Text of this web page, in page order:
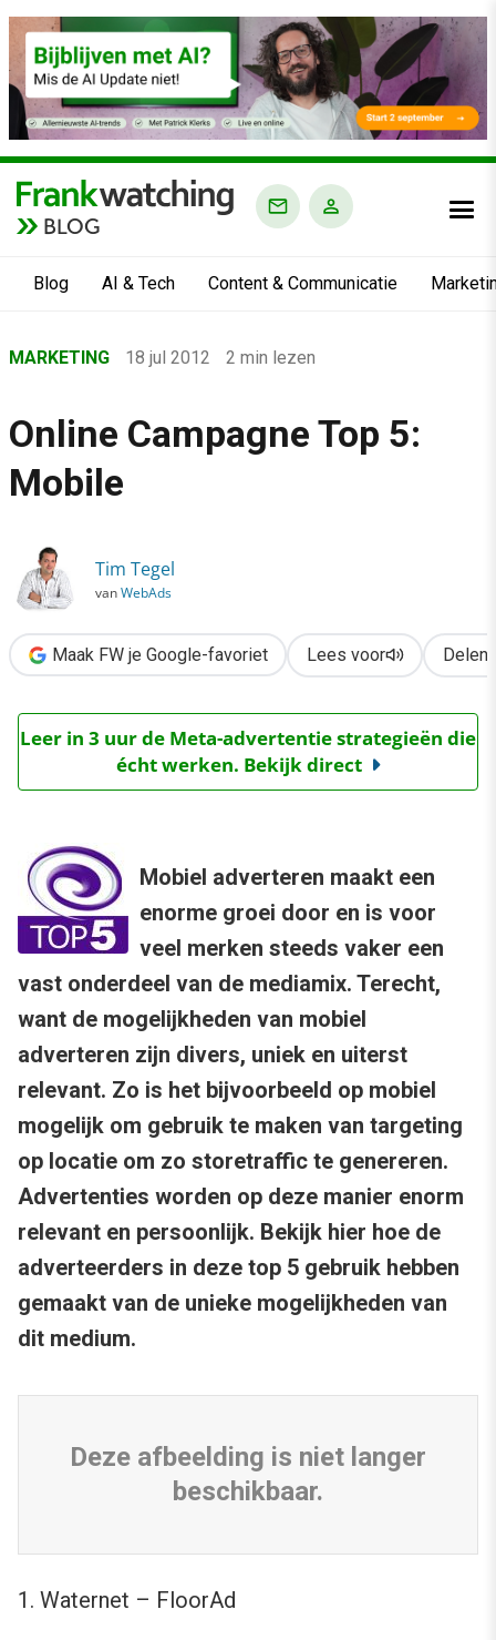
BLOG
Blog AI & Tech Content & Communicatie
›
›
Marketing
Online Campagne Top 5: Mobile
MARKETING 18 jul 2012 2 min lezen
Online Campagne Top 5:
Mobile
Tim Tegel
vanWebAds
Maak FW je Google-favoriet Lees voor Delen
Leer in 3 uur de Meta-advertentie strategieën die
écht werken. Bekijk direct
Mobiel adverteren maakt een
enorme groei door en is voor
veel merken steeds vaker een
vast onderdeel van de mediamix. Terecht,
want de mogelijkheden van mobiel
adverteren zijn divers, uniek en uiterst
relevant. Zo is het bijvoorbeeld op mobiel
mogelijk om gebruik te maken van targeting
op locatie om zo storetraffic te genereren.
Advertenties worden op deze manier enorm
relevant en persoonlijk. Bekijk hier hoe de
adverteerders in deze top 5 gebruik hebben
gemaakt van de unieke mogelijkheden van
dit medium.
Deze afbeelding is niet langer
beschikbaar.
1. Waternet – FloorAd